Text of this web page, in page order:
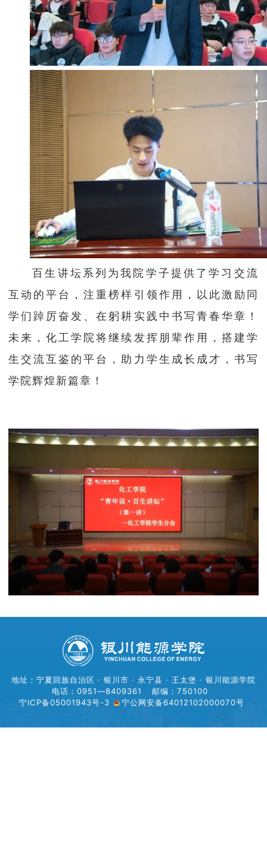
百生讲坛系列为我院学子提供了学习交流
互动的平台，注重榜样引领作用，以此激励同
学们踔厉奋发、在躬耕实践中书写青春华章！
未来，化工学院将继续发挥朋辈作用，搭建学
生交流互鉴的平台，助力学生成长成才，书写
学院辉煌新篇章！
地址：宁夏回族自治区 · 银川市 · 永宁县 · 王太堡 · 银川能源学院
电话：0951—8409361
邮编：750100
宁ICP备05001943号-3
宁公网安备64012102000070号